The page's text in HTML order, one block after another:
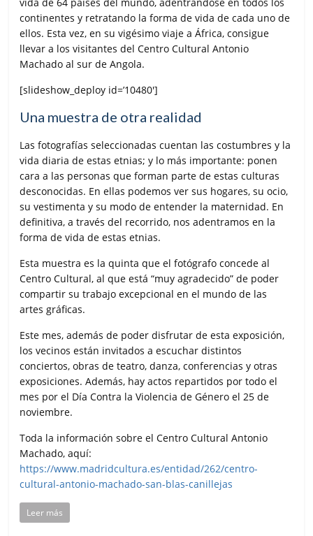
continentes y retratando la forma de vida de cada uno de
ellos. Esta vez, en su vigésimo viaje a África, consigue
llevar a los visitantes del Centro Cultural Antonio
Machado al sur de Angola.
[slideshow_deploy id=’10480′]
Una muestra de otra realidad
Las fotografías seleccionadas cuentan las costumbres y la
vida diaria de estas etnias; y lo más importante: ponen
cara a las personas que forman parte de estas culturas
desconocidas. En ellas podemos ver sus hogares, su ocio,
su vestimenta y su modo de entender la maternidad. En
definitiva, a través del recorrido, nos adentramos en la
forma de vida de estas etnias.
Esta muestra es la quinta que el fotógrafo concede al
Centro Cultural, al que está “muy agradecido” de poder
compartir su trabajo excepcional en el mundo de las
artes gráficas.
Este mes, además de poder disfrutar de esta exposición,
los vecinos están invitados a escuchar distintos
conciertos, obras de teatro, danza, conferencias y otras
exposiciones. Además, hay actos repartidos por todo el
mes por el Día Contra la Violencia de Género el 25 de
noviembre.
Toda la información sobre el Centro Cultural Antonio
Machado, aquí:
https://www.madridcultura.es/entidad/262/centro-
cultural-antonio-machado-san-blas-canillejas
Leer más